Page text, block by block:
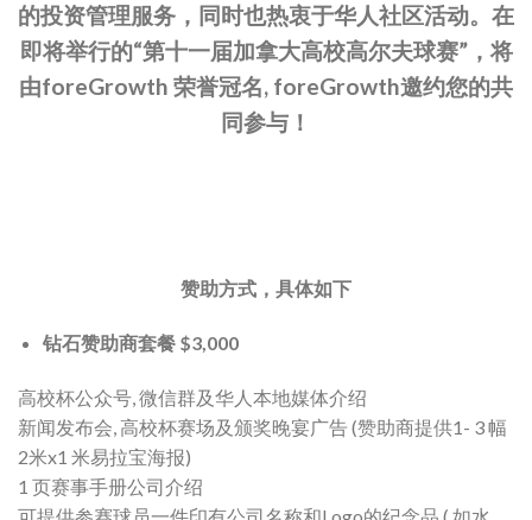
的投资管理服务，同时也热衷于华人社区活动。在
即将举行的“第十一届加拿大高校高尔夫球赛”，将
由foreGrowth 荣誉冠名, foreGrowth邀约您的共
同参与！
赞助方式，具体如下
钻石赞助商套餐 $3,000
高校杯公众号, 微信群及华人本地媒体介绍
新闻发布会, 高校杯赛场及颁奖晚宴广告 (赞助商提供1- 3 幅
2米x1 米易拉宝海报)
1 页赛事手册公司介绍